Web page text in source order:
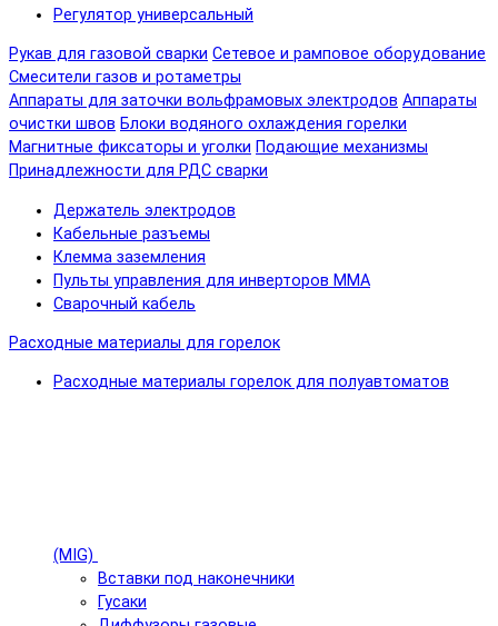
Регулятор универсальный
Рукав для газовой сварки Сетевое и рамповое оборудование
Смесители газов и ротаметры
Аппараты для заточки вольфрамовых электродов Аппараты
очистки швов Блоки водяного охлаждения горелки
Магнитные фиксаторы и уголки Подающие механизмы
Принадлежности для РДС сварки
Держатель электродов
Кабельные разъемы
Клемма заземления
Пульты управления для инверторов MMA
Сварочный кабель
Расходные материалы для горелок
Расходные материалы горелок для полуавтоматов
(MIG)
Вставки под наконечники
Гусаки